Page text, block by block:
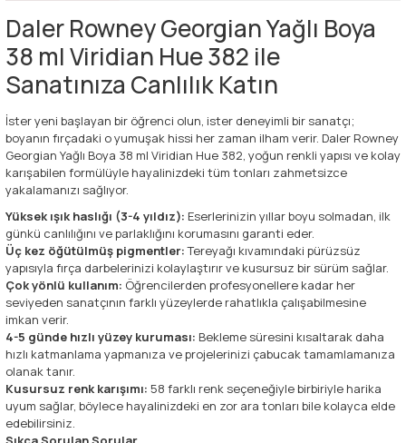
Daler Rowney Georgian Yağlı Boya
38 ml Viridian Hue 382 ile
Sanatınıza Canlılık Katın
İster yeni başlayan bir öğrenci olun, ister deneyimli bir sanatçı;
boyanın fırçadaki o yumuşak hissi her zaman ilham verir. Daler Rowney
Georgian Yağlı Boya 38 ml Viridian Hue 382, yoğun renkli yapısı ve kolay
karışabilen formülüyle hayalinizdeki tüm tonları zahmetsizce
yakalamanızı sağlıyor.
Yüksek ışık haslığı (3-4 yıldız): Eserlerinizin yıllar boyu solmadan, ilk
günkü canlılığını ve parlaklığını korumasını garanti eder.
Üç kez öğütülmüş pigmentler:Tereyağı kıvamındaki pürüzsüz
yapısıyla fırça darbelerinizi kolaylaştırır ve kusursuz bir sürüm sağlar.
Çok yönlü kullanım: Öğrencilerden profesyonellere kadar her
seviyeden sanatçının farklı yüzeylerde rahatlıkla çalışabilmesine
imkan verir.
4-5 günde hızlı yüzey kuruması: Bekleme süresini kısaltarak daha
hızlı katmanlama yapmanıza ve projelerinizi çabucak tamamlamanıza
olanak tanır.
Kusursuz renk karışımı: 58 farklı renk seçeneğiyle birbiriyle harika
uyum sağlar, böylece hayalinizdeki en zor ara tonları bile kolayca elde
edebilirsiniz.